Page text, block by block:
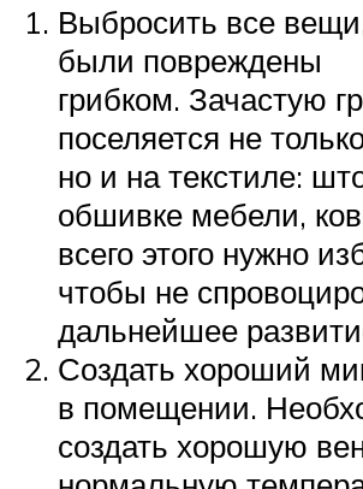
Выбросить все
были повреждены
грибком. Зачастую
поселяется не
но и на текстиле:
обшивке мебели,
всего этого нужно
чтобы не
дальнейшее
Создать хороший
в помещении.
создать хорошую